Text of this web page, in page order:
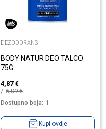
DEZODORANS
BODY NATUR DEO TALCO
75G
4,87 €
6,09€
Dostupno boja: 1
Kupi ovdje